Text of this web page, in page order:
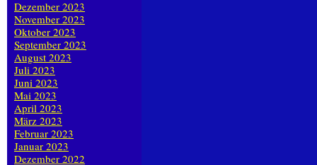
Dezember 2023
November 2023
Oktober 2023
September 2023
August 2023
Juli 2023
Juni 2023
Mai 2023
April 2023
März 2023
Februar 2023
Januar 2023
Dezember 2022